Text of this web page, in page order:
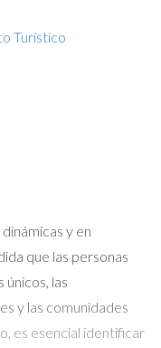
Turístico
y en
que las personas
únicos, las
y las comunidades
es esencial identificar